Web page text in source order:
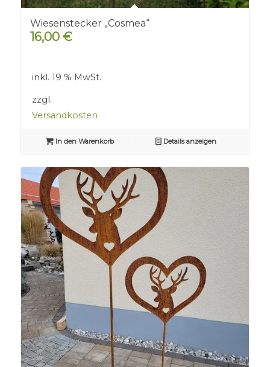
Wiesenstecker „Cosmea“
16,00 €
inkl. 19 % MwSt.
zzgl.
Versandkosten
In den Warenkorb Details anzeigen